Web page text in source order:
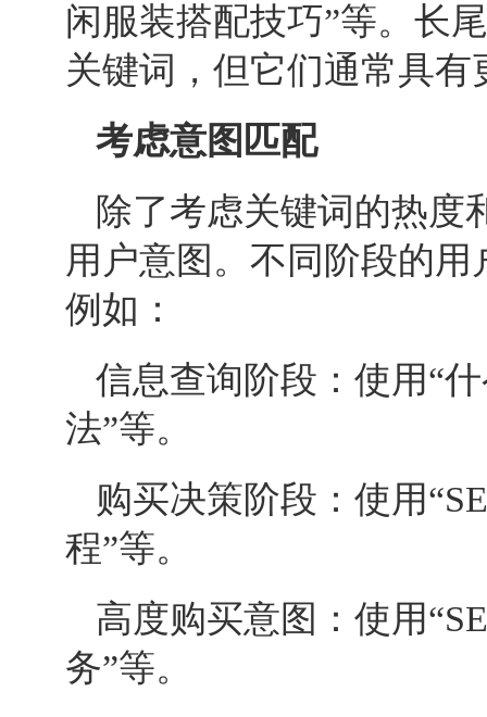
闲服装搭配技巧”等。长
关键词，但它们通常具有
考虑意图匹配
除了考虑关键词的热度
用户意图。不同阶段的
例如：
信息查询阶段：使用“
法”等。
购买决策阶段：使用“
程”等。
高度购买意图：使用“
务”等。